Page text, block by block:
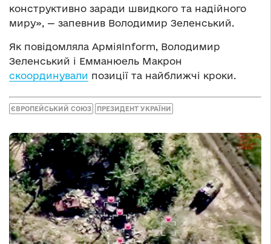
конструктивно заради швидкого та надійного
миру», — запевнив Володимир Зеленський.
Як повідомляла АрміяInform, Володимир
Зеленський і Емманюель Макрон
скоординували позиції та найближчі кроки.
ЄВРОПЕЙСЬКИЙ СОЮЗ ПРЕЗИДЕНТ УКРАЇНИ